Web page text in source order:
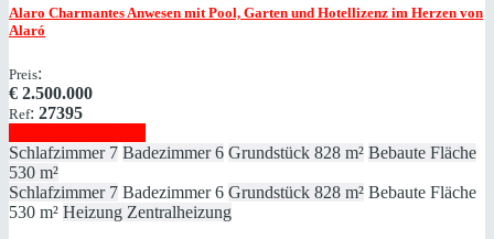
Alaro Charmantes Anwesen mit Pool, Garten und Hotellizenz im Herzen von
Alaró
Preis:
€ 2.500.000
Ref: 27395
Schlafzimmer 7 Badezimmer 6 Grundstück 828 m² Bebaute Fläche
530 m²
Schlafzimmer 7 Badezimmer 6 Grundstück 828 m² Bebaute Fläche
530 m² Heizung Zentralheizung